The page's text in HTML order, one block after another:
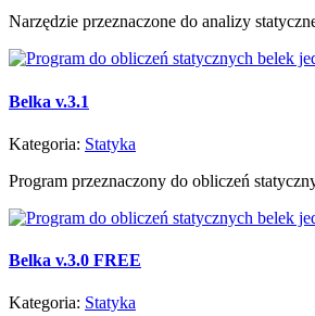
Narzędzie przeznaczone do analizy
Belka v.3.1
Kategoria: Statyka
Program przeznaczony do obliczeń
Belka v.3.0 FREE
Kategoria: Statyka